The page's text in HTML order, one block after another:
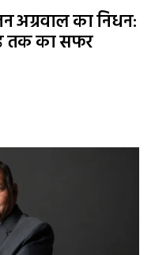
अग्रवाल का निधन:
तक का सफर